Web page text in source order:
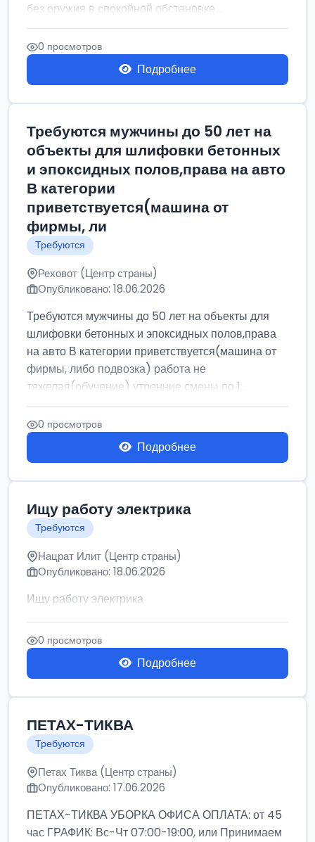
без оружия в спокойной обстановке....
0 просмотров
Подробнее
Требуются мужчины до 50 лет на
объекты для шлифовки бетонных
и эпоксидных полов,права на авто
В категории
приветствуется(машина от
фирмы, ли
Требуются
Реховот (Центр страны)
Опубликовано: 18.06.2026
Требуются мужчины до 50 лет на объекты для
шлифовки бетонных и эпоксидных полов,права
на авто В категории приветствуется(машина от
фирмы, либо подвозка) работа не
тяжелая(обучение) утренние смены по 1...
0 просмотров
Подробнее
Ищу работу электрика
Требуются
Нацрат Илит (Центр страны)
Опубликовано: 18.06.2026
Ищу работу электрика
0 просмотров
Подробнее
ПЕТАХ-ТИКВА
Требуются
Петах Тиква (Центр страны)
Опубликовано: 17.06.2026
ПЕТАХ-ТИКВА УБОРКА ОФИСА ОПЛАТА: от 45
час ГРАФИК: Вс-Чт 07:00-19:00, или Принимаем